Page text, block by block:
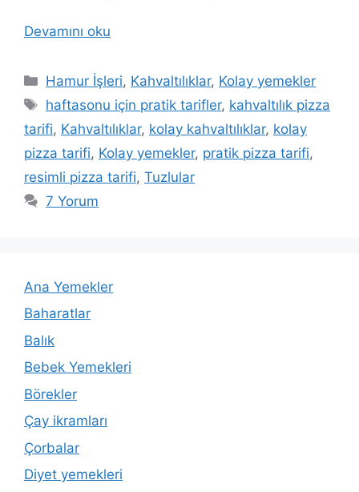
Devamını oku
Kategoriler
Hamur İşleri, Kahvaltılıklar, Kolay yemekler
Etiketler
haftasonu için pratik tarifler, kahvaltılık pizza
tarifi, Kahvaltılıklar, kolay kahvaltılıklar, kolay
pizza tarifi, Kolay yemekler, pratik pizza tarifi,
resimli pizza tarifi, Tuzlular
7 Yorum
Ana Yemekler
Baharatlar
Balık
Bebek Yemekleri
Börekler
Çay ikramları
Çorbalar
Diyet yemekleri